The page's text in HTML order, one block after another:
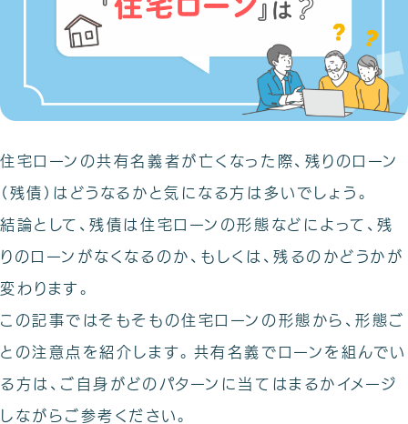
0120-8080-39
住宅ローンの共有名義者が亡くなった際、残りのローン
（残債）はどうなるかと気になる方は多いでしょう。
結論として、残債は住宅ローンの形態などによって、残
りのローンがなくなるのか、もしくは、残るのかどうかが
変わります。
この記事ではそもそもの住宅ローンの形態から、形態ご
との注意点を紹介します。共有名義でローンを組んでい
る方は、ご自身がどのパターンに当てはまるかイメージ
しながらご参考ください。